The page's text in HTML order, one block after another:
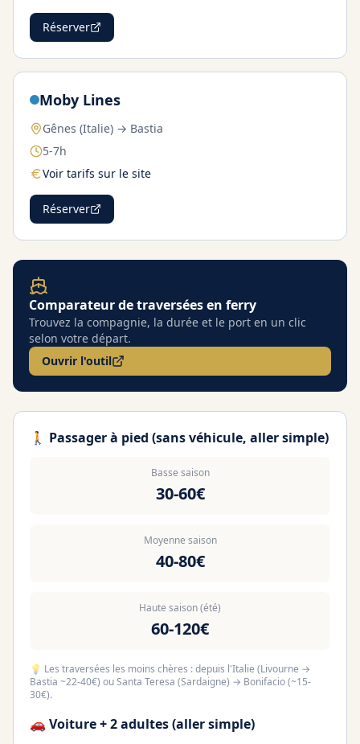
Réserver
Moby Lines
Gênes (Italie) → Bastia
5-7h
Voir tarifs sur le site
Réserver
Comparateur de traversées en ferry
Trouvez la compagnie, la durée et le port en un clic
selon votre départ.
Ouvrir l'outil
🚶 Passager à pied (sans véhicule, aller simple)
Basse saison
30-60€
Moyenne saison
40-80€
Haute saison (été)
60-120€
💡 Les traversées les moins chères : depuis l'Italie (Livourne →
Bastia ~22-40€) ou Santa Teresa (Sardaigne) → Bonifacio (~15-
30€).
🚗 Voiture + 2 adultes (aller simple)